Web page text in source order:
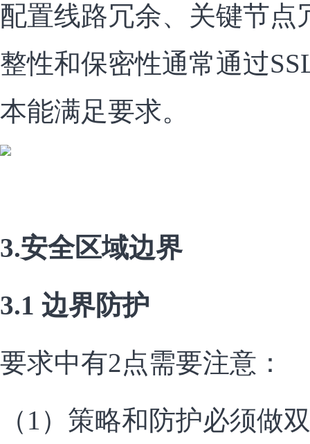
配置线路冗余、关键节点
整性和保密性通常通过
本能满足要求。
3.安全区域边界
3.1 边界防护
要求中有2点需要注意：
（1）策略和防护必须做